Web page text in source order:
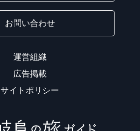
お問い合わせ
運営組織
広告掲載
サイトポリシー